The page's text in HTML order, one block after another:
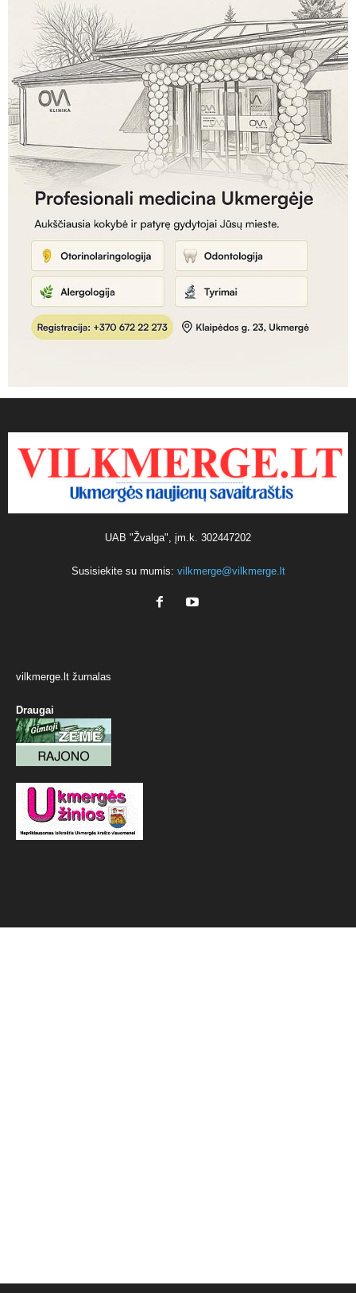
UAB "Žvalga", įm.k. 302447202
Susisiekite su mumis: vilkmerge@vilkmerge.lt
vilkmerge.lt žurnalas
Draugai